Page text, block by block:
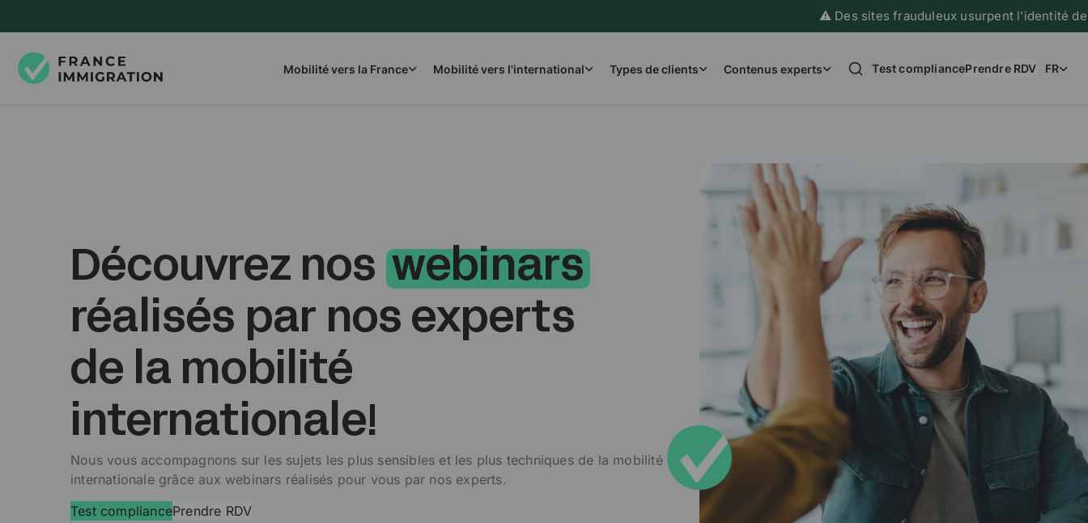
⚠️ Des sites frauduleux usurpent l’identité de France
Mobilité vers la France Mobilité vers l'international Types de clients Contenus experts Test compliancePrendre RDV FR
Découvrez nos webinars
réalisés par nos experts
de la mobilité
internationale!
Nous vous accompagnons sur les sujets les plus sensibles et les plus techniques de la mobilité
internationale grâce aux webinars réalisés pour vous par nos experts.
Test compliancePrendre RDV